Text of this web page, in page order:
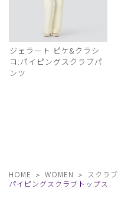
ジェラート ピケ&クラシ
コ:パイピングスクラブパ
ンツ
HOME WOMEN スクラブ
パイピングスクラブトップス